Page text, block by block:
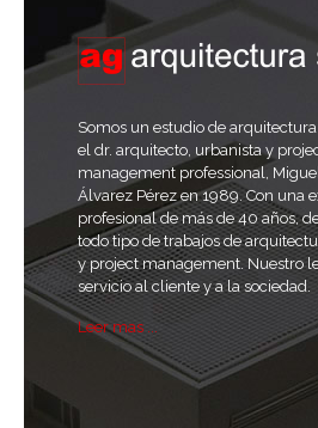
Somos un estudio de
el dr. arquitecto, urbanista y
management professional,
Álvarez Pérez en 1989. Con una
profesional de más de 40 años,
todo tipo de trabajos de
y project management. Nuestro
servicio al cliente y a la sociedad.
Leer mas ...